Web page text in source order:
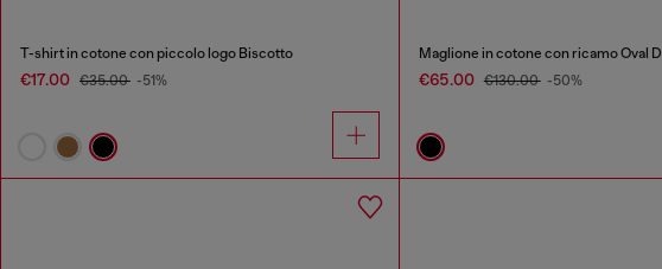
T-shirt in cotone con piccolo logo Biscotto
€17.00 €35.00 -51%
Maglione in cotone con ricamo Oval D
€65.00 €130.00 -50%